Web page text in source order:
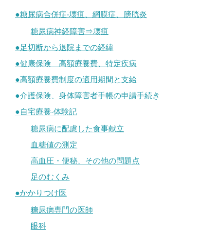
●糖尿病合併症-壊疽、網膜症、膀胱炎
糖尿病神経障害⇒壊疽
●足切断から退院までの経緯
●健康保険 高額療養費、特定疾病
●高額療養費制度の適用期間と支給
●介護保険、身体障害者手帳の申請手続き
●自宅療養-体験記
糖尿病に配慮した食事献立
血糖値の測定
高血圧・便秘、その他の問題点
足のむくみ
●かかりつけ医
糖尿病専門の医師
眼科